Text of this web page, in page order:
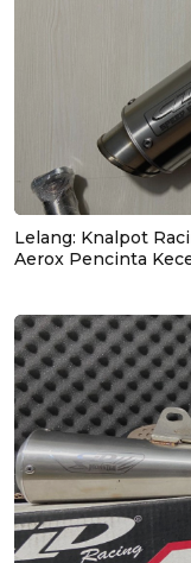
Lelang: Knalpot
Aerox Pencinta